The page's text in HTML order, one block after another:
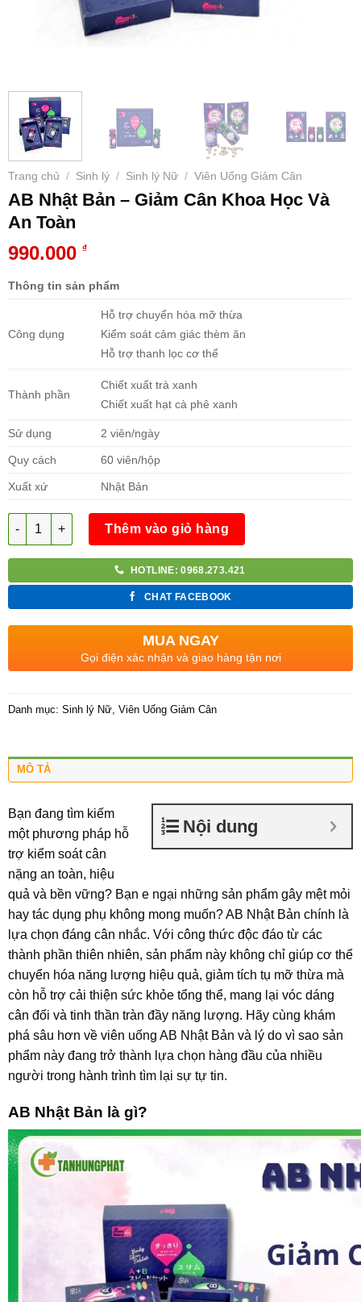
Trang chủ / Sinh lý / Sinh lý Nữ / Viên Uống Giảm Cân
AB Nhật Bản – Giảm Cân Khoa Học Và
An Toàn
990.000 ₫
Thông tin sản phẩm
Công dụng
Hỗ trợ chuyển hóa mỡ thừa
Kiểm soát cảm giác thèm ăn
Hỗ trợ thanh lọc cơ thể
Thành phần
Chiết xuất trà xanh
Chiết xuất hạt cà phê xanh
Sử dụng 2 viên/ngày
Quy cách 60 viên/hộp
Xuất xứ Nhật Bản
Số lượng
Thêm vào giỏ hàng
HOTLINE: 0968.273.421
CHAT FACEBOOK
MUA NGAY
Gọi điện xác nhận và giao hàng tận nơi
Danh mục: Sinh lý Nữ Viên Uống Giảm Cân
MÔ TẢ
Nội dung
Bạn đang tìm kiếm
một phương pháp hỗ
trợ kiểm soát cân
nặng an toàn, hiệu
quả và bền vững? Bạn e ngại những sản phẩm gây mệt mỏi
hay tác dụng phụ không mong muốn? AB Nhật Bản chính là
lựa chọn đáng cân nhắc. Với công thức độc đáo từ các
thành phần thiên nhiên, sản phẩm này không chỉ giúp cơ thể
chuyển hóa năng lượng hiệu quả, giảm tích tụ mỡ thừa mà
còn hỗ trợ cải thiện sức khỏe tổng thể, mang lại vóc dáng
cân đối và tinh thần tràn đầy năng lượng. Hãy cùng khám
phá sâu hơn về viên uống AB Nhật Bản và lý do vì sao sản
phẩm này đang trở thành lựa chọn hàng đầu của nhiều
người trong hành trình tìm lại sự tự tin.
AB Nhật Bản là gì?